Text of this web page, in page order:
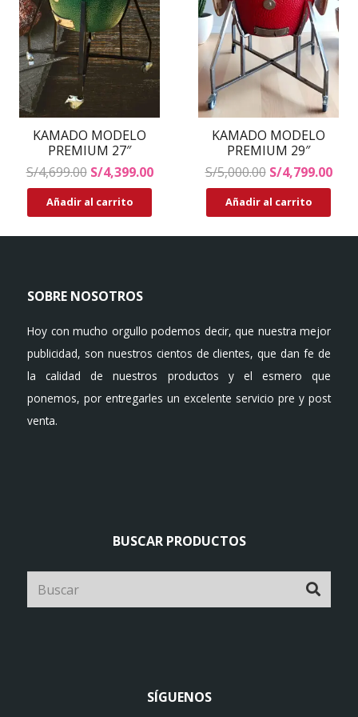
KAMADO MODELO
PREMIUM 27″
S/4,699.00 El
precio
original
era:
S/4,399.00El
es:
Añadir al carrito
KAMADO MODELO
PREMIUM 29″
S/5,000.00 El
precio
original
era:
S/4,799.00El
es:
Añadir al carrito
SOBRE NOSOTROS
Hoy con mucho orgullo podemos decir, que nuestra mejor
publicidad, son nuestros cientos de clientes, que dan fe de
la calidad de nuestros productos y el esmero que
ponemos, por entregarles un excelente servicio pre y post
venta.
BUSCAR PRODUCTOS
SÍGUENOS